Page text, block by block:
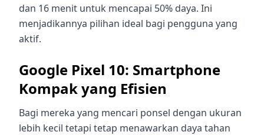
dan 16 menit untuk mencapai 50% daya. Ini
menjadikannya pilihan ideal bagi pengguna yang
aktif.
Google Pixel 10: Smartphone
Kompak yang Efisien
Bagi mereka yang mencari ponsel dengan ukuran
lebih kecil tetapi tetap menawarkan daya tahan